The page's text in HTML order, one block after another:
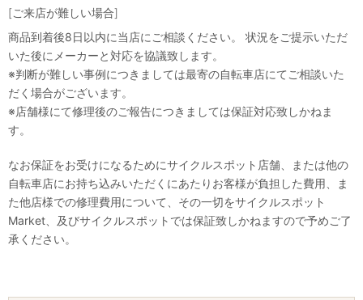
[ご来店が難しい場合]
商品到着後8日以内に当店にご相談ください。 状況をご提示いただ
いた後にメーカーと対応を協議致します。
※判断が難しい事例につきましては最寄の自転車店にてご相談いた
だく場合がございます。
※店舗様にて修理後のご報告につきましては保証対応致しかねま
す。
なお保証をお受けになるためにサイクルスポット店舗、または他の
自転車店にお持ち込みいただくにあたりお客様が負担した費用、ま
た他店様での修理費用について、その一切をサイクルスポット
Market、及びサイクルスポットでは保証致しかねますので予めご了
承ください。